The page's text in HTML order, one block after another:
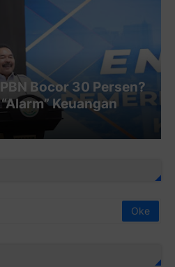
Bocor 30 Persen?
Keuangan